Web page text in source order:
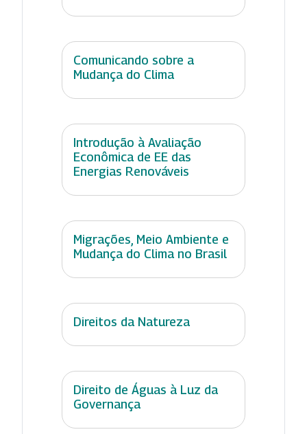
Comunicando sobre a
Mudança do Clima
Introdução à Avaliação
Econômica de EE das
Energias Renováveis
Migrações, Meio Ambiente e
Mudança do Clima no Brasil
Direitos da Natureza
Direito de Águas à Luz da
Governança